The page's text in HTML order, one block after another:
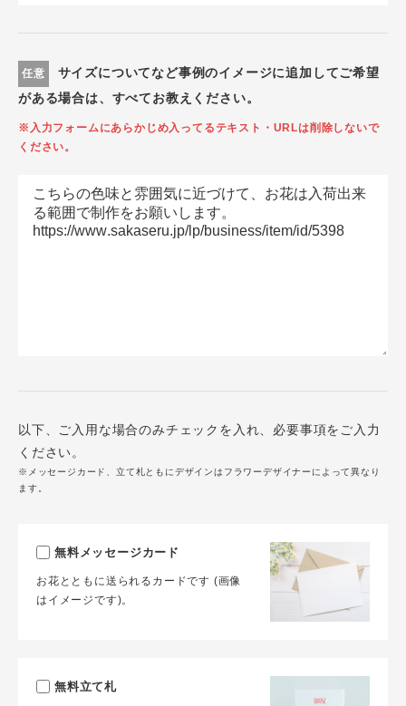
任意
サイズについてなど事例のイメージに追加してご希望
がある場合は、すべてお教えください。
※入力フォームにあらかじめ入ってるテキスト・URLは削除しないで
ください。
以下、ご入用な場合のみチェックを入れ、必要事項をご入力
ください。
※メッセージカード、立て札ともにデザインはフラワーデザイナーによって異なり
ます。
無料メッセージカード
お花とともに送られるカードです (画像
はイメージです)。
無料立て札